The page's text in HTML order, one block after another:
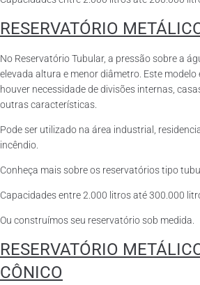
RESERVATÓRIO
No Reservatório Tubular, a pressão sobre a
elevada altura e menor diâmetro. Este
houver necessidade de divisões internas,
outras características.
Pode ser utilizado na área industrial,
incêndio.
Conheça mais sobre os reservatórios tipo
Capacidades entre 2.000 litros até 300.000
Ou construímos seu reservatório sob medida.
RESERVATÓRIO
CÔNICO